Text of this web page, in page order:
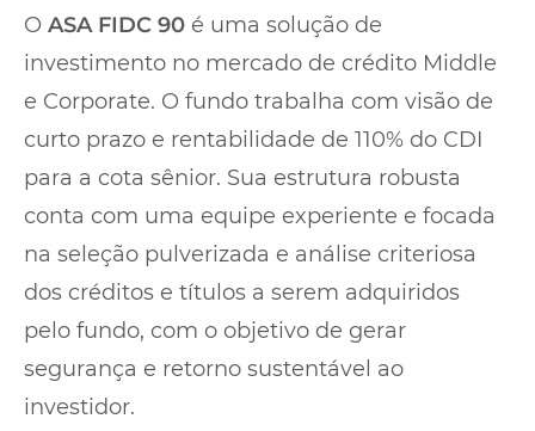
O ASA FIDC 90 é uma solução de
investimento no mercado de crédito Middle
e Corporate. O fundo trabalha com visão de
curto prazo e rentabilidade de 110% do CDI
para a cota sênior. Sua estrutura robusta
conta com uma equipe experiente e focada
na seleção pulverizada e análise criteriosa
dos créditos e títulos a serem adquiridos
pelo fundo, com o objetivo de gerar
segurança e retorno sustentável ao
investidor.